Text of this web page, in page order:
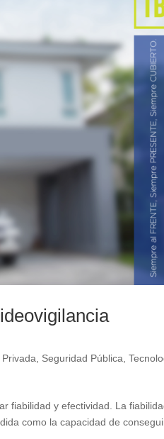
Seguridad Pública ,
fiabilidad y efectividad. La
como la capacidad de